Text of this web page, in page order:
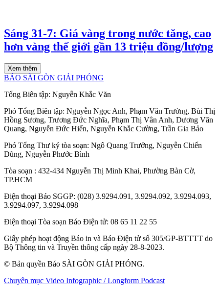
Sáng 31-7: Giá vàng trong nước tăng, cao
hơn vàng thế giới gần 13 triệu đồng/lượng
Xem thêm
BÁO SÀI GÒN GIẢI PHÓNG
Tổng Biên tập: Nguyễn Khắc Văn
Phó Tổng Biên tập: Nguyễn Ngọc Anh, Phạm Văn Trường, Bùi Thị
Hồng Sương, Trương Đức Nghĩa, Phạm Thị Vân Anh, Dương Văn
Quang, Nguyễn Đức Hiển, Nguyễn Khắc Cường, Trần Gia Bảo
Phó Tổng Thư ký tòa soạn: Ngô Quang Trưởng, Nguyễn Chiến
Dũng, Nguyễn Phước Bình
Tòa soạn : 432-434 Nguyễn Thị Minh Khai, Phường Bàn Cờ,
TP.HCM
Điện thoại Báo SGGP: (028) 3.9294.091, 3.9294.092, 3.9294.093,
3.9294.097, 3.9294.098
Điện thoại Tòa soạn Báo Điện tử: 08 65 11 22 55
Giấy phép hoạt động Báo in và Báo Điện tử số 305/GP-BTTTT do
Bộ Thông tin và Truyền thông cấp ngày 28-8-2023.
© Bản quyền Báo SÀI GÒN GIẢI PHÓNG.
Chuyên mục Video Infographic / Longform Podcast